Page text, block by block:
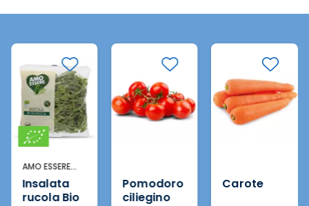
AMO ESSERE
BIO
Insalata
rucola Bio
Pomodoro
ciliegino
Carote